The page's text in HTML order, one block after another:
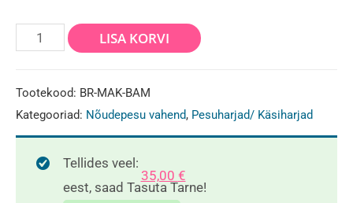
Nõudepesu
Maku
bamboo
kogus
LISA KORVI
Tootekood: BR-MAK-BAM
Kategooriad: Nõudepesu vahend, Pesuharjad/ Käsiharjad
Tellides veel:
35,00 €
eest, saad Tasuta Tarne!